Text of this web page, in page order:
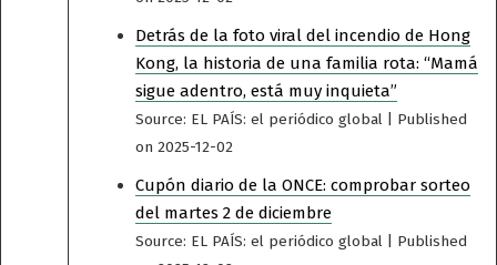
Detrás de la foto viral del incendio de Hong
Kong, la historia de una familia rota: “Mamá
sigue adentro, está muy inquieta”
Source: EL PAÍS: el periódico global
Published
on 2025-12-02
Cupón diario de la ONCE: comprobar sorteo
del martes 2 de diciembre
Source: EL PAÍS: el periódico global
Published